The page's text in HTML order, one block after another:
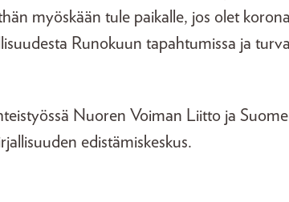
myöskään tule paikalle, jos olet
Runokuun tapahtumissa ja
Nuoren Voiman Liitto ja
edistämiskeskus.